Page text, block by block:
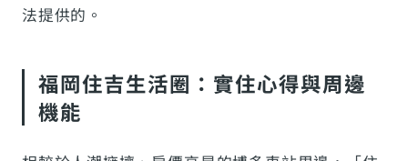
法提供的。
福岡住吉生活圈：實住心得與周邊
機能